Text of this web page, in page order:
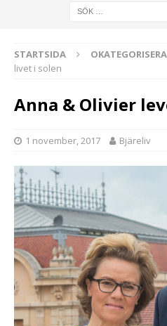
STARTSIDA
livet i solen
Anna & Olivier
1 november, 2017 Bjäreliv